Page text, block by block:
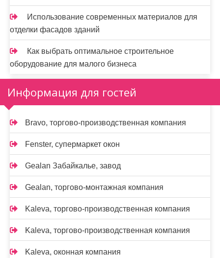
Использование современных материалов для
отделки фасадов зданий
Как выбрать оптимальное строительное
оборудование для малого бизнеса
Информация для гостей
Bravo, торгово-производственная компания
Fenster, супермаркет окон
Gealan Забайкалье, завод
Gealan, торгово-монтажная компания
Kaleva, торгово-производственная компания
Kaleva, торгово-производственная компания
Kalevа, оконная компания